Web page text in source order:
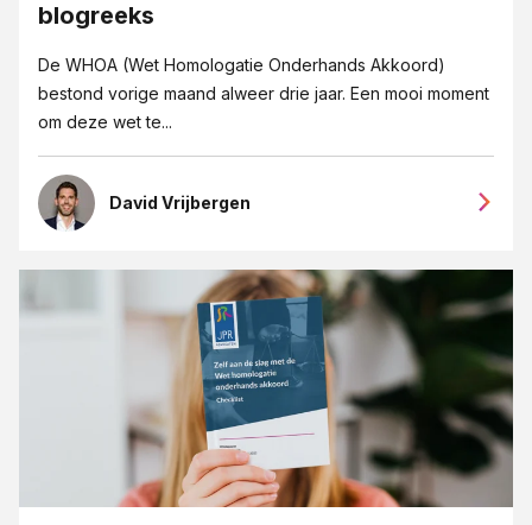
blogreeks
De WHOA (Wet Homologatie Onderhands Akkoord)
bestond vorige maand alweer drie jaar. Een mooi moment
om deze wet te...
David Vrijbergen